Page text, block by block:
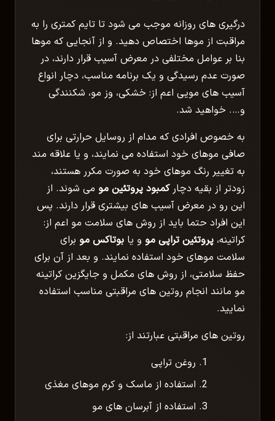
درگیری های روزانه موجب می شود تا تایم کمتری را به
مراقبت از موها اختصاص دهید. و از آنجایی که موها
بنا بر عوامل مختلفی در معرض آسیب قرار دارند، در
صورت عدم رسیدگی و یک برنامه مناسب، دچار انواع
آسیب های مویی اعم از: خشکی، وز مو، شکنندگی
و…. خواهید شد.
به خصوص افرادی که مدام از روسایل حرارتی برای
صافی موهای خود استفاده می نمایند، و یا علاقه مند
به تغییر رنگ موهای خود به صورت مکرر هستند،
زودتر از بقیه دچارکمبود پروتئین مو می شوند. از
این رو در معرض آسیب های بیشتری قرار دارند. پس
این افراد حتما باید از روش های سلامت مو اعم از:
کراتینه، پروتئین تراپی مو و یا بوتاکس مو برای
سلامت موهای خود استفاده نمایند. و بعد از آن برای
حفظ سلامتی، از روش های مکمل و جایگزین کراتینه
مو مانند انجام روتین های مراقبتی مناسب استفاده
نمایید.
روتین های مراقبتی عبارتند از:
روغن تراپی
استفاده از ماسک و کرم موهای مغذی
استفاده از آبرسان های مو